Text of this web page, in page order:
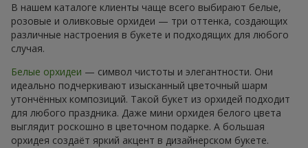
В нашем каталоге клиенты чаще всего выбирают белые,
розовые и оливковые орхидеи — три оттенка, создающих
различные настроения в букете и подходящих для любого
случая.
Белые орхидеи — символ чистоты и элегантности. Они
идеально подчеркивают изысканный цветочный шарм
утончённых композиций. Такой букет из орхидей подходит
для любого праздника. Даже мини орхидея белого цвета
выглядит роскошно в цветочном подарке. А большая
орхидея создаёт яркий акцент в дизайнерском букете.